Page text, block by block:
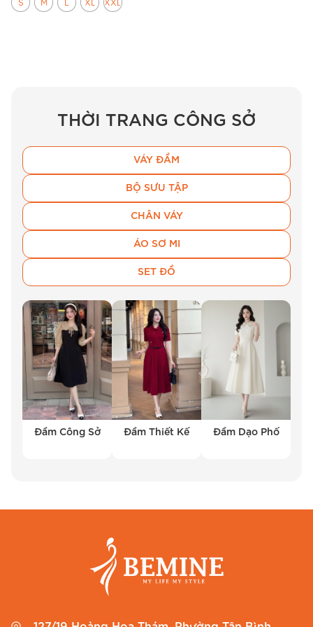
Ảnh chụp toàn thân đầm thiết kế BEMINE B439 nhã
nhặn.
Kiểu dáng & thiết kế
Đây là một mẫuđầm sơ micông sở
được nâng
cấp toàn diện về mặt cấu trúc. Phần cổ sơ mi
được may theo kỹ thuật ép mếch nhiệt giúp cổ
luôn đứng, tạo diện mạo chỉn chu ngay cả khi
Chị bận rộn cả ngày. Điểm nhấn đắt giá nhất
nằm ở phần đai eo rời, giúp Chị dễ dàng điều
chỉnh độ ôm theo số đo cơ thể thực tế.
Đặc biệt, BEMINE đã khéo léo thêm vào hai túi
nhân viên một cách tiện lợi – một chi tiết nhỏ
nhưng vô cùng hữu ích mà chỉ những người
hiểu tâm lý khách hàng mới đưa vào thiết kế.
Màu sắc & kích thước
S M L XL XXL
THỜI TRANG CÔNG SỞ
VÁY ĐẦM
BỘ SƯU TẬP
CHÂN VÁY
ÁO SƠ MI
SET ĐỒ
Đầm Công Sở Đầm Thiết Kế Đầm Dạo Phố